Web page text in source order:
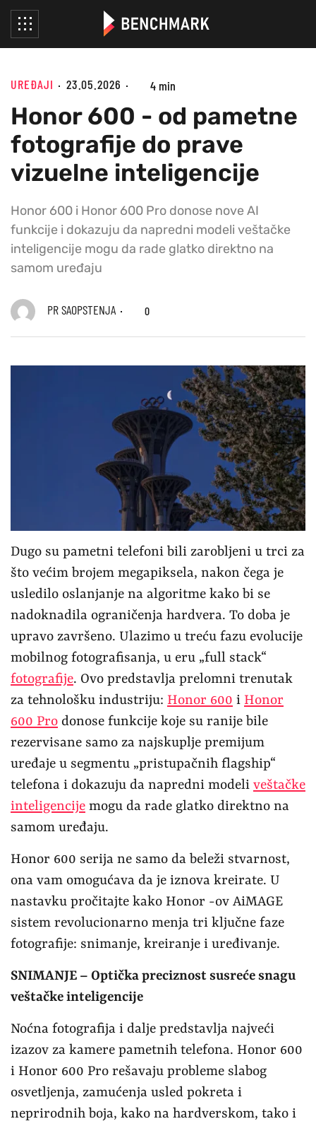
UREĐAJI 23.05.2026 4 min
Honor 600 - od pametne
fotografije do prave
vizuelne inteligencije
Honor 600 i Honor 600 Pro donose nove AI
funkcije i dokazuju da napredni modeli veštačke
inteligencije mogu da rade glatko direktno na
samom uređaju
PR SAOPSTENJA 0
Dugo su pametni telefoni bili zarobljeni u trci za
što većim brojem megapiksela, nakon čega je
usledilo oslanjanje na algoritme kako bi se
nadoknadila ograničenja hardvera. To doba je
upravo završeno. Ulazimo u treću fazu evolucije
mobilnog fotografisanja, u eru „full stack“
fotografije. Ovo predstavlja prelomni trenutak
za tehnološku industriju: Honor 600 i Honor
600 Pro donose funkcije koje su ranije bile
rezervisane samo za najskuplje premijum
uređaje u segmentu „pristupačnih flagship“
telefona i dokazuju da napredni modeli veštačke
inteligencije mogu da rade glatko direktno na
samom uređaju.
Honor 600 serija ne samo da beleži stvarnost,
ona vam omogućava da je iznova kreirate. U
nastavku pročitajte kako Honor -ov AiMAGE
sistem revolucionarno menja tri ključne faze
fotografije: snimanje, kreiranje i uređivanje.
SNIMANJE – Optička preciznost susreće snagu
veštačke inteligencije
Noćna fotografija i dalje predstavlja najveći
izazov za kamere pametnih telefona. Honor 600
i Honor 600 Pro rešavaju probleme slabog
osvetljenja, zamućenja usled pokreta i
neprirodnih boja, kako na hardverskom, tako i